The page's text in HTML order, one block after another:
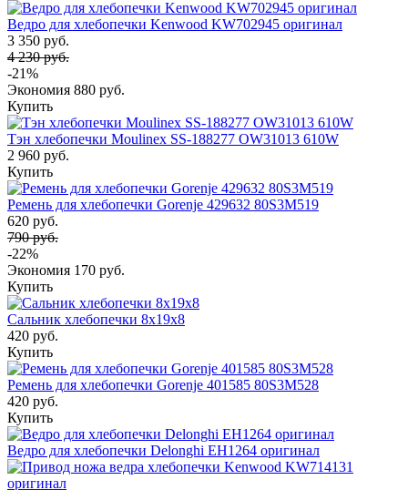
Ведро для хлебопечки Kenwood KW702945 оригинал
3 350 руб.
4 230 руб.
-21%
Экономия 880 руб.
Купить
Тэн хлебопечки Moulinex SS-188277 OW31013 610W
2 960 руб.
Купить
Ремень для хлебопечки Gorenje 429632 80S3M519
620 руб.
790 руб.
-22%
Экономия 170 руб.
Купить
Сальник хлебопечки 8x19x8
420 руб.
Купить
Ремень для хлебопечки Gorenje 401585 80S3M528
420 руб.
Купить
Ведро для хлебопечки Delonghi EH1264 оригинал